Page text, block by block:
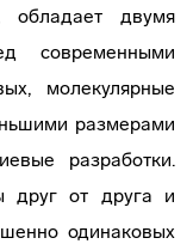
обладает двумя
современными
молекулярные
размерами
разработки.
друг от друга и
одинаковых